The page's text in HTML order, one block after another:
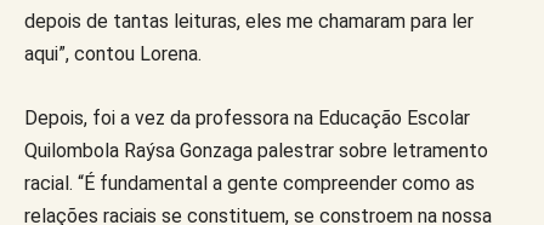
depois de tantas leituras, eles me chamaram para ler
aqui”, contou Lorena.
Depois, foi a vez da professora na Educação Escolar
Quilombola Raýsa Gonzaga palestrar sobre letramento
racial. “É fundamental a gente compreender como as
relações raciais se constituem, se constroem na nossa